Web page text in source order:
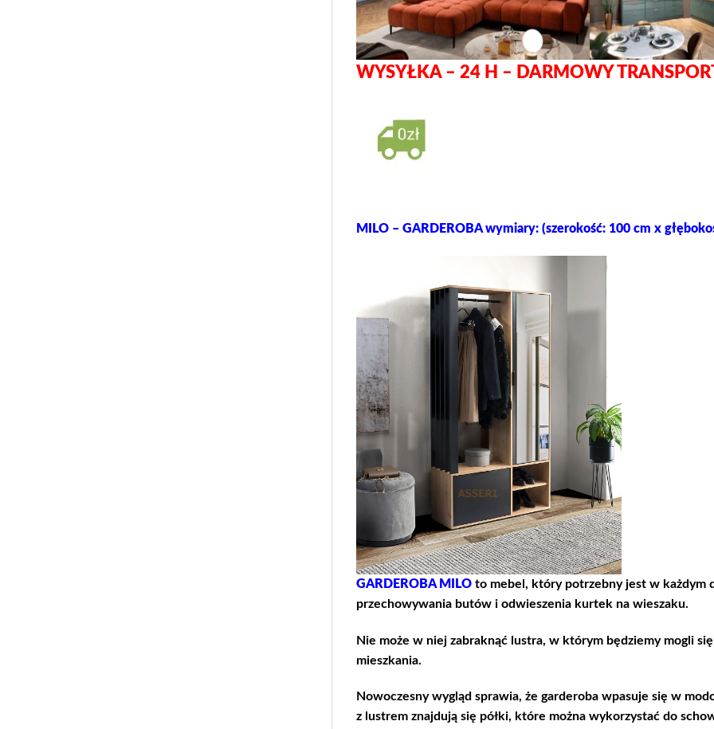
WYSYŁKA – 24 H – DARMOWY
MILO – GARDEROBA wymiary: (szerokość: 100 cm x
GARDEROBA MILO to mebel, który potrzebny jest w każdym
przechowywania butów i odwieszenia kurtek na wieszaku.
Nie może w niej zabraknąć lustra, w którym będziemy mogli
mieszkania.
Nowoczesny wygląd sprawia, że garderoba wpasuje się w
z lustrem znajdują się półki, które można wykorzystać do